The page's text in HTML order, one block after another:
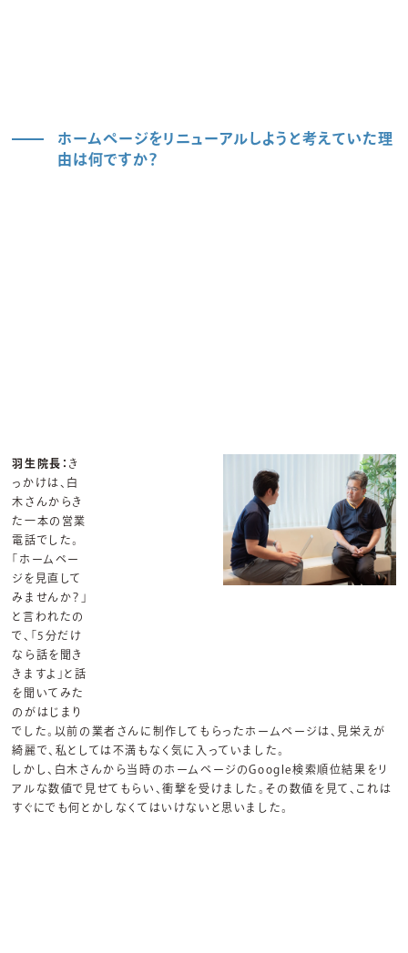
ホームページをリニューアルしようと考えていた理
由は何ですか？
羽生院長： き
っかけは、白
木さんからき
た一本の営業
電話でした。
「ホームペー
ジを見直して
みませんか？」
と言われたの
で、「5分だけ
なら話を聞き
きますよ」と話
を聞いてみた
のがはじまり
でした。以前の業者さんに制作してもらったホームページは、見栄えが
綺麗で、私としては不満もなく気に入っていました。
しかし、白木さんから当時のホームページのGoogle検索順位結果をリ
アルな数値で見せてもらい、衝撃を受けました。その数値を見て、これは
すぐにでも何とかしなくてはいけないと思いました。